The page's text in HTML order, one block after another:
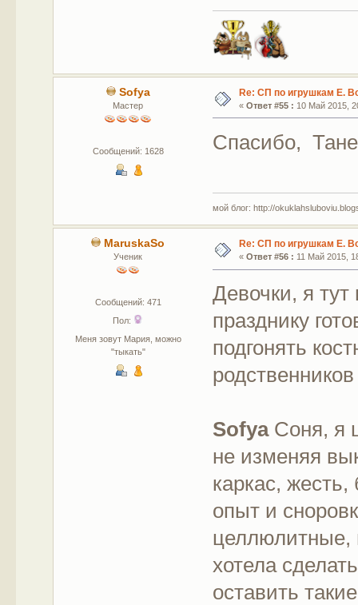
Sofya
Мастер
Сообщений: 1628
Re: СП по игрушкам Е.
« Ответ #55 : 10 Май 2015,
Спасибо,
мой блог: http://
MaruskaSo
Ученик
Сообщений: 471
Пол:
Меня зовут Мария, можно
"тыкать"
Re: СП по игрушкам Е.
« Ответ #56 : 11 Май 2015,
Девочки, я
празднику
подгонять
SofyaСоня, я
не изменяя
каркас,
опыт и
целлюлитные,
хотела
оставить